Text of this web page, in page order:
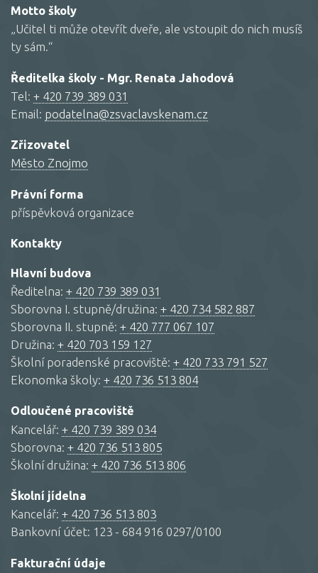
Motto školy
„Učitel ti může otevřít dveře, ale vstoupit do nich musíš
ty sám.“
Ředitelka školy - Mgr. Renata Jahodová
Tel: + 420 739 389 031
Email: podatelna@zsvaclavskenam.cz
Zřizovatel
Město Znojmo
Právní forma
příspěvková organizace
Kontakty
Hlavní budova
Ředitelna: + 420 739 389 031
Sborovna I. stupně/družina: + 420 734 582 887
Sborovna II. stupně: + 420 777 067 107
Družina: + 420 703 159 127
Školní poradenské pracoviště: + 420 733 791 527
Ekonomka školy: + 420 736 513 804
Odloučené pracoviště
Kancelář: + 420 739 389 034
Sborovna: + 420 736 513 805
Školní družina: + 420 736 513 806
Školní jídelna
Kancelář: + 420 736 513 803
Bankovní účet: 123 - 684 916 0297/0100
Fakturační údaje